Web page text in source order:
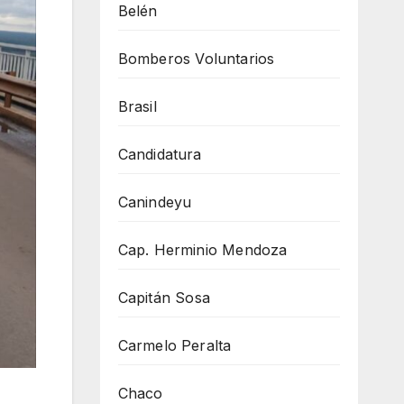
Belén
Bomberos Voluntarios
Brasil
Candidatura
Canindeyu
Cap. Herminio Mendoza
Capitán Sosa
Carmelo Peralta
Chaco